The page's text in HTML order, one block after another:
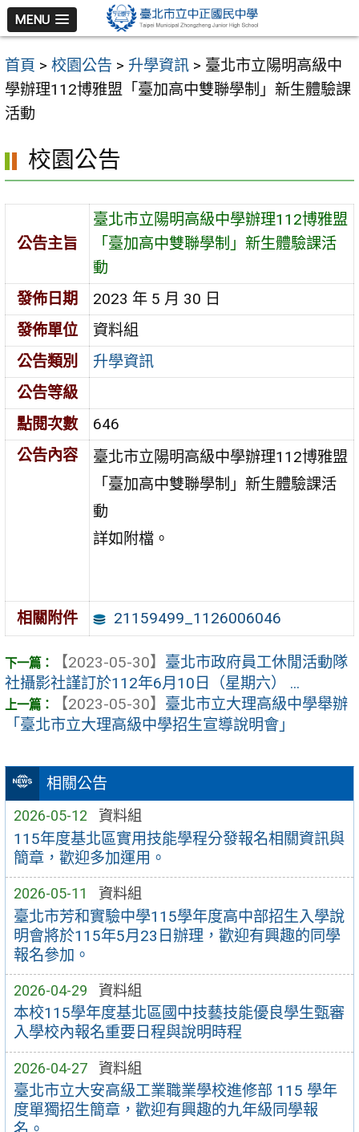
跳
至
主
要
內
區
MENU
首頁 > 校園公告 > 升學資訊 > 臺北市立陽明高級中
學辦理112博雅盟「臺加高中雙聯學制」新生體驗課
活動
相關公告
2026-05-12 資料組
115年度基北區實用技能學程分發報名相關資訊與
簡章，歡迎多加運用。
2026-05-11 資料組
臺北市芳和實驗中學115學年度高中部招生入學說
明會將於115年5月23日辦理，歡迎有興趣的同學
報名參加。
2026-04-29 資料組
本校115學年度基北區國中技藝技能優良學生甄審
入學校內報名重要日程與說明時程
2026-04-27 資料組
臺北市立大安高級工業職業學校進修部 115 學年
度單獨招生簡章，歡迎有興趣的九年級同學報
校園公告
公告主旨
臺北市立陽明高級中學辦理112博雅盟
「臺加高中雙聯學制」新生體驗課活
動
發佈日期
2023 年 5 月 30 日
發佈單位
資料組
公告類別
升學資訊
公告等級
點閱次數
646
公告內容
臺北市立陽明高級中學辦理112博雅盟
「臺加高中雙聯學制」新生體驗課活
動
詳如附檔。
相關附件 21159499_1126006046
【2023-05-30】 臺北市政府員工休閒活動隊
社攝影社謹訂於112年6月10日（星期六） ...
【2023-05-30】 臺北市立大理高級中學舉辦
「臺北市立大理高級中學招生宣導說明會」